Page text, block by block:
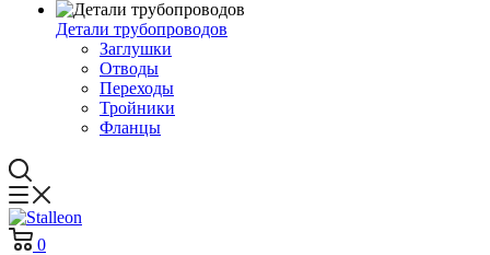
Детали трубопроводов
Заглушки
Отводы
Переходы
Тройники
Фланцы
0